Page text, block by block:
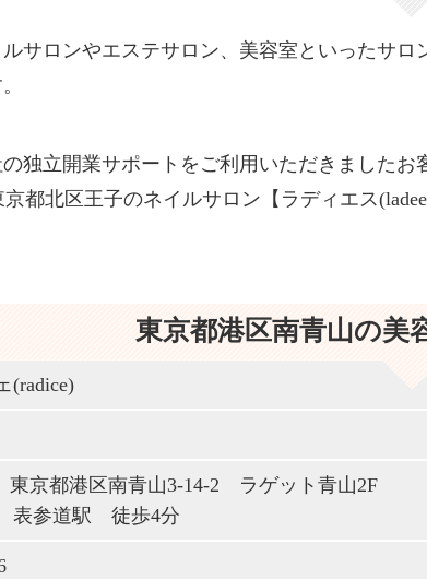
サロンやエステサロン、美容室といったサ
独立開業サポートをご利用いただきました
都北区王子のネイルサロン【ラディエス
東京都港区南青山の
(radice)
東京都港区南青山3-14-2 ラゲット青山2F
表参道駅 徒歩4分